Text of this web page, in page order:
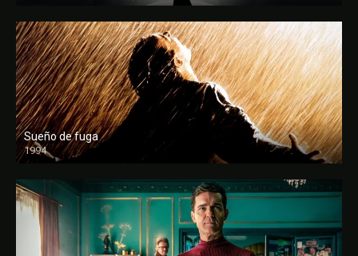
Sueño de fuga
1994
FULL HD